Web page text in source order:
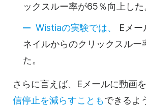
ックスルー率が65％向上した
Wistiaの実験では、
Eメー
ネイルからのクリックスルー
た。
さらに言えば、Eメールに動画を
信停止を減らすこともできるよ